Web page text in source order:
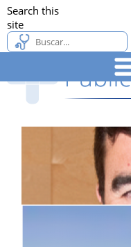
Search this
site